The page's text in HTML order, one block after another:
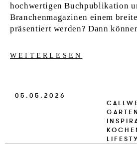
hochwertigen Buchpublikation
Branchenmagazinen einem
präsentiert werden? Dann
WEITERLESEN
05.05.2026